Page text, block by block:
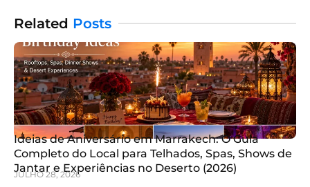
Related Posts
Ideias de Aniversário em Marrakech: O Guia
Completo do Local para Telhados, Spas, Shows de
Jantar e Experiências no Deserto (2026)
JULHO 28, 2026